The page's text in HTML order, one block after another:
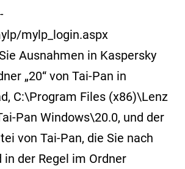
mylp_login.aspx
Ausnahmen in Kaspersky
„20“ von Tai-Pan in
C:\Program Files (x86)\Lenz
Pan Windows\20.0, und der
von Tai-Pan, die Sie nach
in der Regel im Ordner